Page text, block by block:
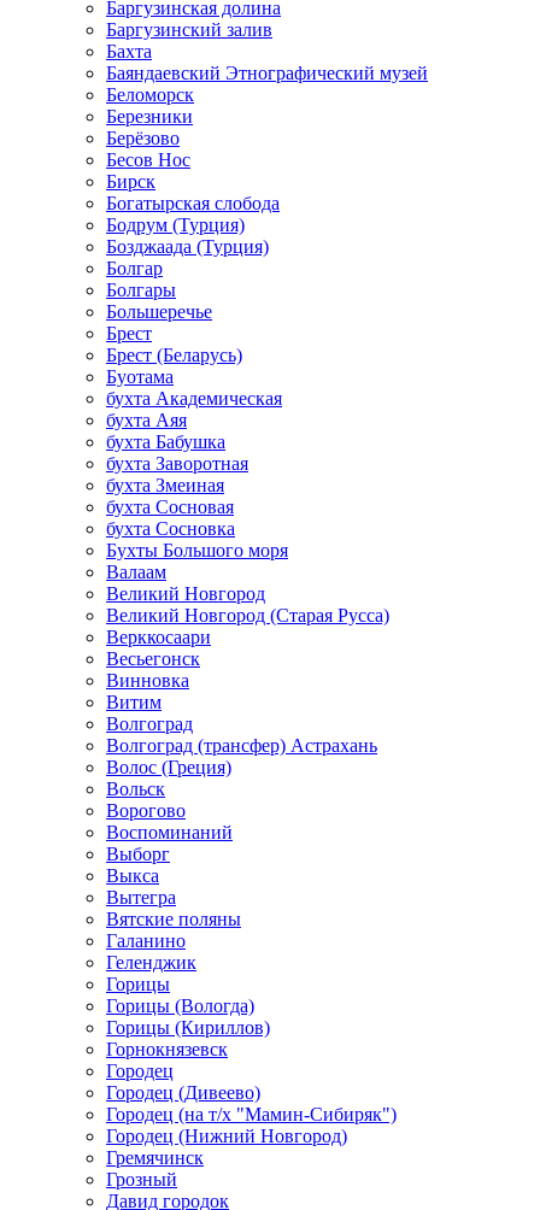
Баргузинская долина
Баргузинский залив
Бахта
Баяндаевский Этнографический музей
Беломорск
Березники
Берёзово
Бесов Нос
Бирск
Богатырская слобода
Бодрум (Турция)
Бозджаада (Турция)
Болгар
Болгары
Большеречье
Брест
Брест (Беларусь)
Буотама
бухта Академическая
бухта Аяя
бухта Бабушка
бухта Заворотная
бухта Змеиная
бухта Сосновая
бухта Сосновка
Бухты Большого моря
Валаам
Великий Новгород
Великий Новгород (Старая Русса)
Верккосаари
Весьегонск
Винновка
Витим
Волгоград
Волгоград (трансфер) Астрахань
Волос (Греция)
Вольск
Ворогово
Воспоминаний
Выборг
Выкса
Вытегра
Вятские поляны
Галанино
Геленджик
Горицы
Горицы (Вологда)
Горицы (Кириллов)
Горнокнязевск
Городец
Городец (Дивеево)
Городец (на т/х "Мамин-Сибиряк")
Городец (Нижний Новгород)
Гремячинск
Грозный
Давид городок